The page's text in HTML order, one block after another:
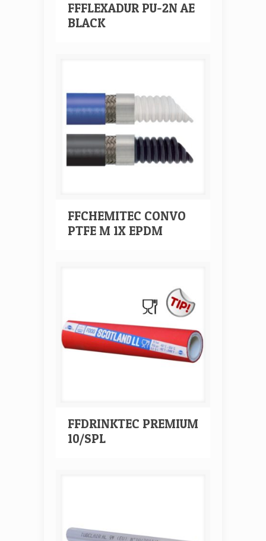
FFFLEXADUR PU-2N AE
BLACK
FFCHEMITEC CONVO
PTFE M 1X EPDM
FFDRINKTEC PREMIUM
10/SPL